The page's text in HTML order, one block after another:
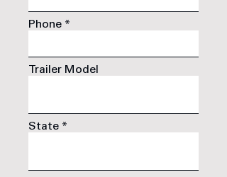
Phone
Trailer Model
State